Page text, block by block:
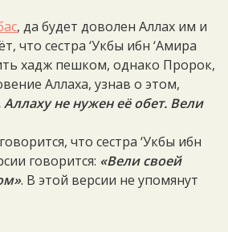
, да будет доволен Аллах им и
что сестра ‘Укбы ибн ‘Амира
хадж пешком, однако Пророк,
Аллаха, узнав о этом,
не нужен её обет. Вели
что сестра ‘Укбы ибн
говорится: «Вели своей
. В этой версии не упомянут